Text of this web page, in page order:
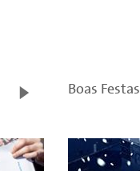
Boas Festas